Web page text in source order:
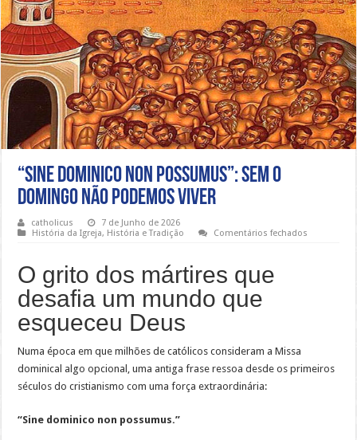
“Sine Dominico Non Possumus”: Sem o
Domingo Não Podemos Viver
catholicus
7 de Junho de 2026
História da Igreja, História e Tradição Comentários fechados
O grito dos mártires que
desafia um mundo que
esqueceu Deus
Numa época em que milhões de católicos consideram a Missa
dominical algo opcional, uma antiga frase ressoa desde os primeiros
séculos do cristianismo com uma força extraordinária:
“Sine dominico non possumus.”